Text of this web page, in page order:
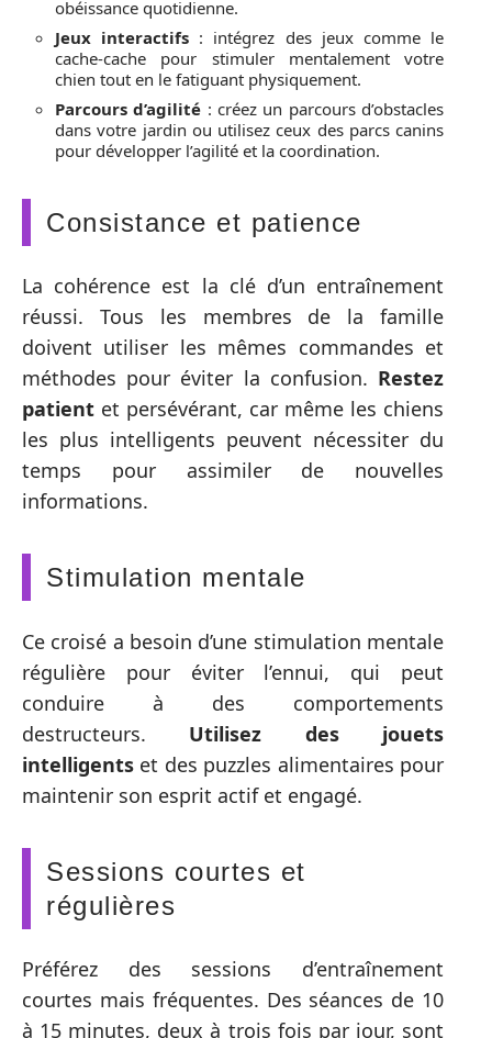
obéissance quotidienne.
Jeux interactifs : intégrez des jeux comme le
cache-cache pour stimuler mentalement votre
chien tout en le fatiguant physiquement.
Parcours d’agilité : créez un parcours d’obstacles
dans votre jardin ou utilisez ceux des parcs canins
pour développer l’agilité et la coordination.
Consistance et patience
La cohérence est la clé d’un entraînement
réussi. Tous les membres de la famille
doivent utiliser les mêmes commandes et
méthodes pour éviter la confusion. Restez
patient et persévérant, car même les chiens
les plus intelligents peuvent nécessiter du
temps pour assimiler de nouvelles
informations.
Stimulation mentale
Ce croisé a besoin d’une stimulation mentale
régulière pour éviter l’ennui, qui peut
conduire à des comportements
destructeurs. Utilisez des jouets
intelligents et des puzzles alimentaires pour
maintenir son esprit actif et engagé.
Sessions courtes et
régulières
Préférez des sessions d’entraînement
courtes mais fréquentes. Des séances de 10
à 15 minutes, deux à trois fois par jour, sont